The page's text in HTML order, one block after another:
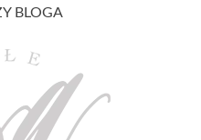
BLOGA